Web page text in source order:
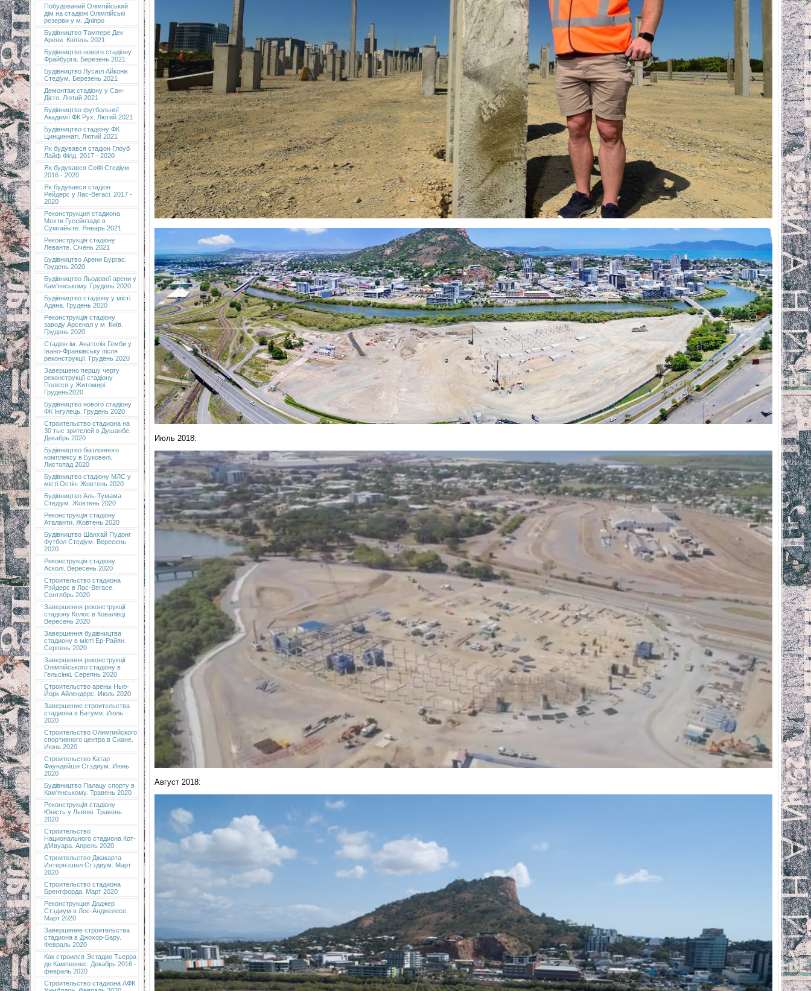
Побудований Олімпійський
дім на стадіоні Олімпійські
резерви у м. Дніпро
Будівництво Тампере Дек
Арени. Квітень 2021
Будівництво нового стадіону
Фрайбурга. Березень 2021
Будівництво Лусаїл Айконік
Стедіум. Березень 2021
Демонтаж стадіону у Сан-
Дієго. Лютий 2021
Будівництво футбольної
Академії ФК Рух. Лютий 2021
Будівництво стадіону ФК
Цинциннаті. Лютий 2021
Як будувався стадіон Глоуб
Лайф Філд. 2017 - 2020
Як будувався СоФі Стедіум.
2016 - 2020
Як будувався стадіон
Рейдерс у Лас-Вегасі. 2017 -
2020
Реконструкция стадиона
Мехти Гусейнзаде в
Сумгайыте. Январь 2021
Реконструкція стадіону
Леванте. Січень 2021
Будівництво Арени Бургас.
Грудень 2020
Будівництво Льодової арени у
Кам'янському. Грудень 2020
Будівництво стадіону у місті
Адана. Грудень 2020
Реконструкція стадіону
заводу Арсенал у м. Київ.
Грудень 2020
Cтадіон ім. Анатолія Гемби у
Івано-Франківську після
реконструкції. Грудень 2020
Завершено першу чергу
реконструкції стадіону
Полісся у Житомирі.
Грудень2020
Будівництво нового стадіону
ФК Інгулець. Грудень 2020
Строительство стадиона на
30 тыс зрителей в Душанбе.
Декабрь 2020
Будівництво біатлонного
комплексу в Буковелі.
Листопад 2020
Будівництво стадіону МЛС у
місті Остін. Жовтень 2020
Будівництво Аль-Тумама
Стедіум. Жовтень 2020
Реконструкція стадіону
Аталанти. Жовтень 2020
Будівництво Шанхай Пудонг
Футбол Стедіум. Вересень
2020
Реконструкція стадіону
Асколі. Вересень 2020
Строительство стадиона
Рэйдерс в Лас-Вегасе.
Сентябрь 2020
Завершення реконструкції
стадіону Колос в Ковалівці.
Вересень 2020
Завершення будівництва
стадиону в місті Ер-Райян.
Серпень 2020
Завершення реконструкції
Олімпійського стадіону в
Гельсінкі. Серепнь 2020
Строительство арены Нью-
Йорк Айлендерс. Июль 2020
Завершение строительства
стадиона в Батуми. Июль
2020
Строительство Олимпийского
спортивного центра в Сиане.
Июнь 2020
Строительство Катар
Фаундейшн Стэдиум. Июнь
2020
Будівництво Палацу спорту в
Кам'янському. Травень 2020
Реконструкція стадіону
Юність у Львові. Травень
2020
Строительство
Национального стадиона Кот-
д’Ивуара. Апрель 2020
Строительство Джакарта
Интернэшнл Стэдиум. Март
2020
Строительство стадиона
Брентфорда. Март 2020
Реконструкция Доджер
Стэдиум в Лос-Анджелесе.
Март 2020
Завершение строительства
стадиона в Джохор-Бару.
Февраль 2020
Как строился Эстадио Тьерра
де Кампеонес. Декабрь 2016 -
февраль 2020
Строительство стадиона АФК
Июль 2018:
Август 2018: